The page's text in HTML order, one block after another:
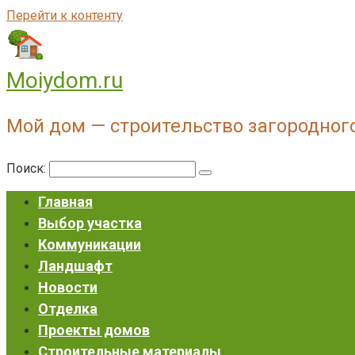
Перейти к контенту
Moiydom.ru
Мой дом — строительство
Поиск:
Главная
Выбор участка
Коммуникации
Ландшафт
Новости
Отделка
Проекты домов
Строительные материалы